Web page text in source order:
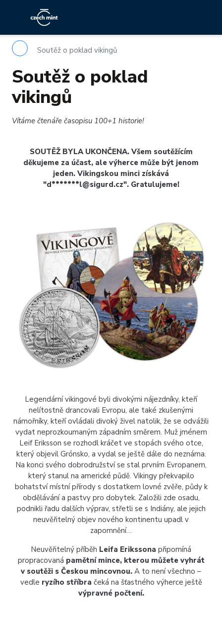
Soutěž o poklad vikingů
Soutěž o poklad
vikingů
Vítáme čtenáře časopisu 100+1 historie!
SOUTĚŽ BYLA UKONČENA. Všem soutěžícím
děkujeme za účast, ale výherce může být jenom
jeden. Vikingskou minci získává
"d*******l@sigurd.cz". Gratulujeme!
Legendární vikingové byli divokými nájezdníky, kteří
nelítostně drancovali Evropu, ale také zkušenými
námořníky, kteří ovládali divoký živel natolik, že se odvážili
vydat neprozkoumaným západním směrem. Muž jménem
Leif Eriksson se rozhodl kráčet ve stopách svého otce,
který objevil Grónsko, a vydal se ještě dále do neznáma.
Na konci svého dobrodružství se stal prvním Evropanem,
který stanul na americké půdě. Vikingy překvapilo
bohatství místní přírody s dostatkem lovné zvěře, půdy k
obdělávání a pastvy pro dobytek. Založili zde osadu,
podnikli řadu dalších výprav, střetli se s Indiány, ale jejich
neuvěřitelný objev nového kontinentu upadl v
zapomnění…
Neuvěřitelný příběh Leifa Erikssona připomíná
propracovaná pamětní mince, kterou můžete vyhrát
v soutěži s Českou mincovnou. A to není všechno –
vedle ryzího stříbra čeká na šťastného výherce ještě
výpravné počtení.